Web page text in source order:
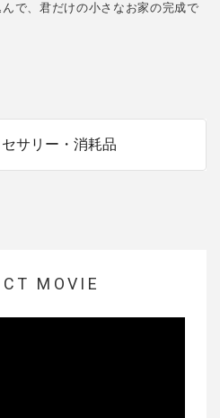
で、君だけの小さなお家の完成で
サリー・消耗品
MOVIE